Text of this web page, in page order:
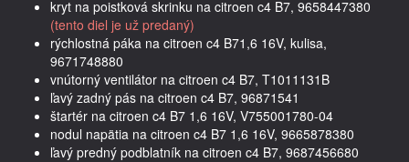
kryt na poistková skrinku na citroen c4 B7, 9658447380
(tento diel je už predaný)
rýchlostná páka na citroen c4 B71,6 16V, kulisa,
9671748880
vnútorný ventilátor na citroen c4 B7, T1011131B
ľavý zadný pás na citroen c4 B7, 96871541
štartér na citroen c4 B7 1,6 16V, V755001780-04
nodul napätia na citroen c4 B7 1,6 16V, 9665878380
ľavý predný podblatník na citroen c4 B7, 9687456680